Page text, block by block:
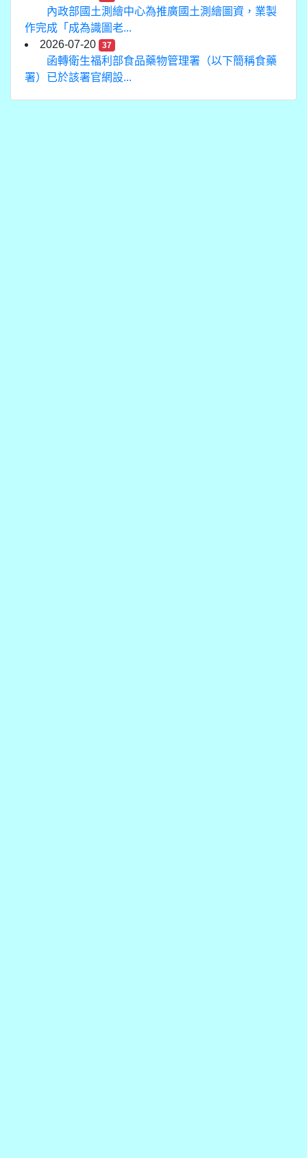
內政部國土測繪中心為推廣國土測繪圖資，業製
作完成「成為識圖老...
2026-07-20
37
函轉衛生福利部食品藥物管理署（以下簡稱食藥
署）已於該署官網設...